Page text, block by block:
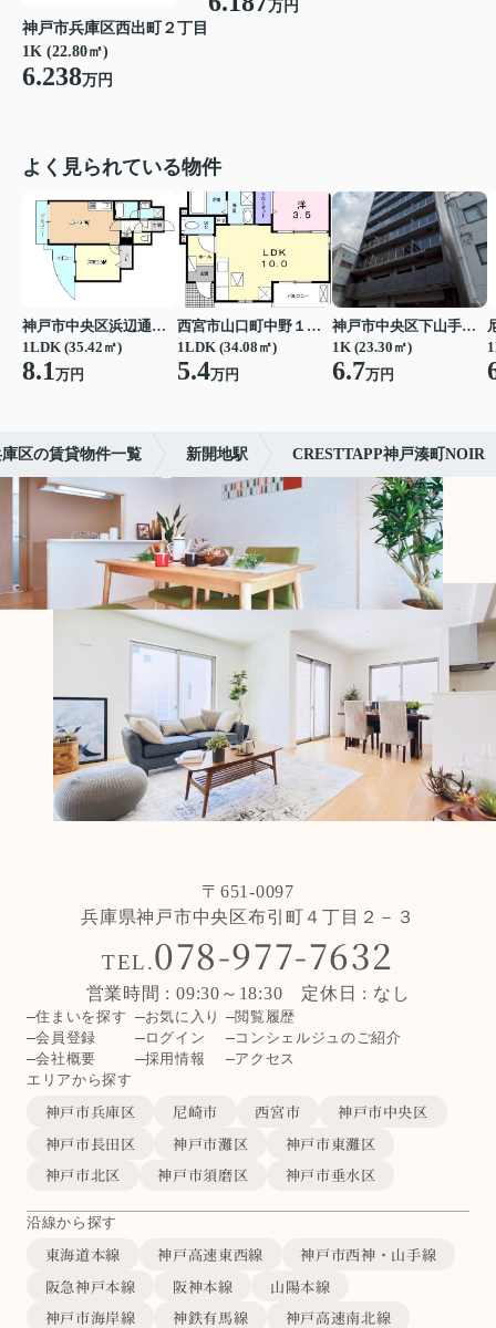
神戸市兵庫区西出町２丁目
1K (22.80㎡)
6.238万円
万円
よく見られている物件
神戸市中央区浜辺通３丁目
1LDK (35.42㎡)
8.1万円
西宮市山口町中野１丁目
1LDK (34.08㎡)
5.4万円
神戸市中央区下山手通７丁目
1K (23.30㎡)
6.7万円
区の賃貸物件一覧 新開地駅 CRESTTAPP神戸湊町NOIR
〒651-0097
兵庫県神戸市中央区布引町４丁目２－３
TEL.078-977-7632
営業時間 : 09:30～18:30 定休日 : なし
住まいを探す お気に入り
閲覧履歴
会員登録
ログイン
コンシェルジュのご紹介
会社概要
採用情報
アクセス
エリアから探す
神戸市兵庫区 尼崎市 西宮市
神戸市中央区
神戸市長田区
神戸市灘区
神戸市東灘区
神戸市北区
神戸市須磨区 神戸市垂水区
沿線から探す
東海道本線 神戸高速東西線
神戸市西神・山手線
阪急神戸本線
阪神本線
山陽本線
神戸市海岸線
神鉄有馬線 神戸高速南北線